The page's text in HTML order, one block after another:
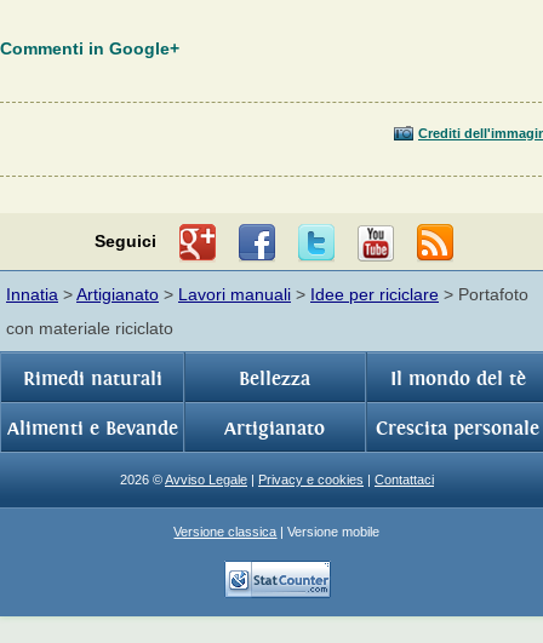
Commenti in Google+
Crediti
Seguici
Innatia >Artigianato > Lavori manuali > Idee per riciclare > Portafoto
con materiale riciclato
Rimedi naturali Bellezza Il mondo del tè
Alimenti e Bevande Artigianato Crescita personale
2026 ©Avviso Legale | Privacy e cookies | Contattaci
Versione classica | Versione mobile